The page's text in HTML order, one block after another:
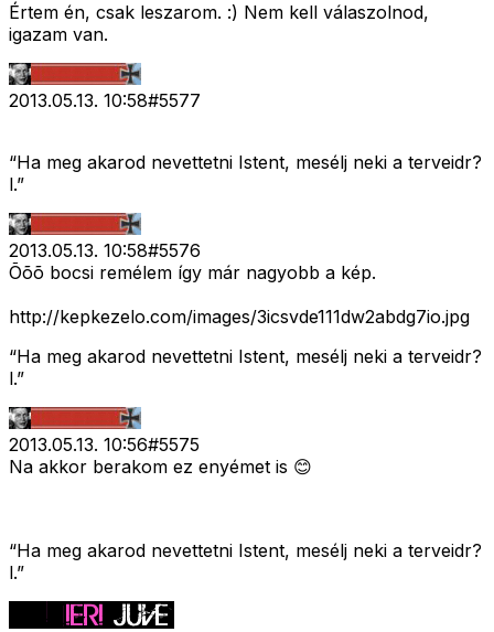
Értem én, csak leszarom. :) Nem kell válaszolnod,
igazam van.
2013.05.13. 10:58#5577
“Ha meg akarod nevettetni Istent, mesélj neki a terveidr?
l.”
2013.05.13. 10:58#5576
Õõõ bocsi remélem így már nagyobb a kép.
http://kepkezelo.com/images/3icsvde111dw2abdg7io.jpg
“Ha meg akarod nevettetni Istent, mesélj neki a terveidr?
l.”
2013.05.13. 10:56#5575
Na akkor berakom ez enyémet is 😊
“Ha meg akarod nevettetni Istent, mesélj neki a terveidr?
l.”